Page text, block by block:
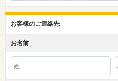
お客様のご連絡先
お名前